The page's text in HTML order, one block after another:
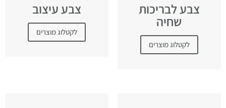
צבע לבריכות
שחיה
לקטלוג מוצרים
צבע עיצוב
לקטלוג מוצרים